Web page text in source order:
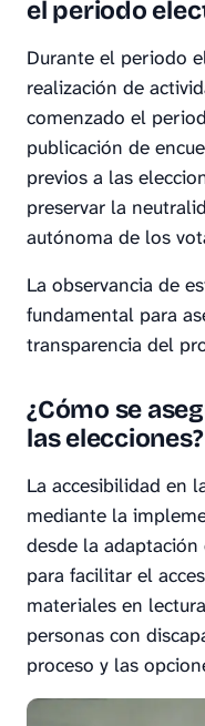
el periodo
Durante el periodo
realización de
comenzado el
publicación de
previos a las
preservar la
autónoma de los
La observancia de
fundamental para
transparencia del
¿Cómo se
las elecciones?
La accesibilidad en
mediante la
desde la
para facilitar el
materiales en
personas con
proceso y las